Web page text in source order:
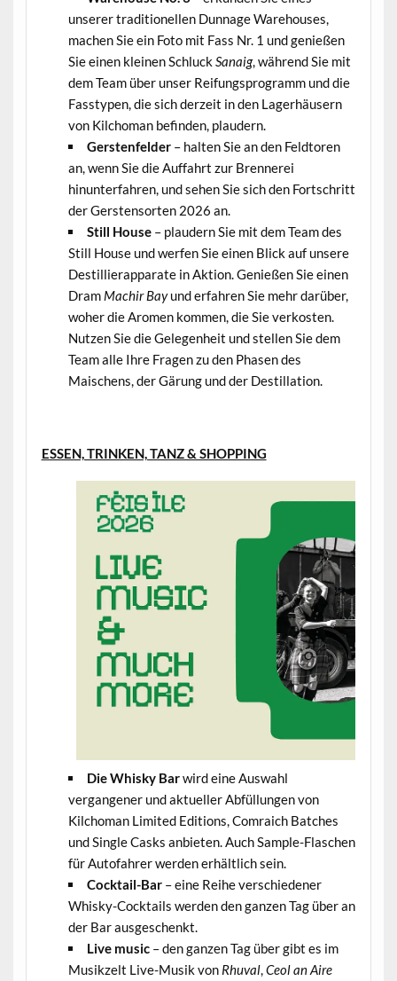
unserer traditionellen Dunnage Warehouses,
machen Sie ein Foto mit Fass Nr. 1 und genießen
Sie einen kleinen SchluckSanaig, während Sie mit
dem Team über unser Reifungsprogramm und die
Fasstypen, die sich derzeit in den Lagerhäusern
von Kilchoman befinden, plaudern.
Gerstenfelder – halten Sie an den Feldtoren
an, wenn Sie die Auffahrt zur Brennerei
hinunterfahren, und sehen Sie sich den Fortschritt
der Gerstensorten 2026 an.
Still House – plaudern Sie mit dem Team des
Still House und werfen Sie einen Blick auf unsere
Destillierapparate in Aktion. Genießen Sie einen
Dram Machir Bayund erfahren Sie mehr darüber,
woher die Aromen kommen, die Sie verkosten.
Nutzen Sie die Gelegenheit und stellen Sie dem
Team alle Ihre Fragen zu den Phasen des
Maischens, der Gärung und der Destillation.
ESSEN, TRINKEN, TANZ & SHOPPING
Die Whisky Barwird eine Auswahl
vergangener und aktueller Abfüllungen von
Kilchoman Limited Editions, Comraich Batches
und Single Casks anbieten. Auch Sample-Flaschen
für Autofahrer werden erhältlich sein.
Cocktail-Bar – eine Reihe verschiedener
Whisky-Cocktails werden den ganzen Tag über an
der Bar ausgeschenkt.
Live music – den ganzen Tag über gibt es im
Musikzelt Live-Musik von Rhuval,Ceol an Aire